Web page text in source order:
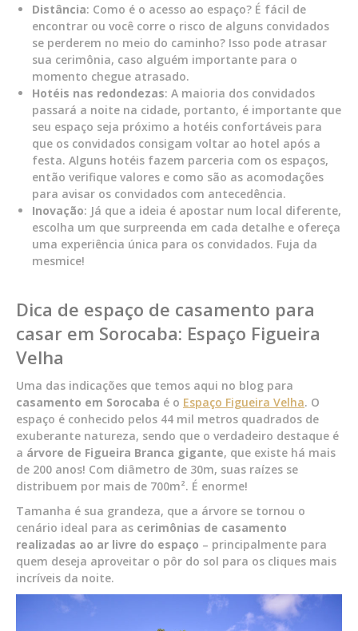
Distância: Como é o acesso ao espaço? É fácil de
encontrar ou você corre o risco de alguns convidados
se perderem no meio do caminho? Isso pode atrasar
sua cerimônia, caso alguém importante para o
momento chegue atrasado.
Hotéis nas redondezas: A maioria dos convidados
passará a noite na cidade, portanto, é importante que
seu espaço seja próximo a hotéis confortáveis para
que os convidados consigam voltar ao hotel após a
festa. Alguns hotéis fazem parceria com os espaços,
então verifique valores e como são as acomodações
para avisar os convidados com antecedência.
Inovação: Já que a ideia é apostar num local diferente,
escolha um que surpreenda em cada detalhe e ofereça
uma experiência única para os convidados. Fuja da
mesmice!
Dica de espaço de casamento para
casar em Sorocaba: Espaço Figueira
Velha
Uma das indicações que temos aqui no blog para
casamento em Sorocaba é o Espaço Figueira Velha. O
espaço é conhecido pelos 44 mil metros quadrados de
exuberante natureza, sendo que o verdadeiro destaque é
a árvore de Figueira Branca gigante, que existe há mais
de 200 anos! Com diâmetro de 30m, suas raízes se
distribuem por mais de 700m². É enorme!
Tamanha é sua grandeza, que a árvore se tornou o
cenário ideal para as cerimônias de casamento
realizadas ao ar livre do espaço – principalmente para
quem deseja aproveitar o pôr do sol para os cliques mais
incríveis da noite.